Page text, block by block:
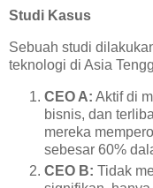
Studi Kasus
Sebuah studi
teknologi di Asia
CEO A: Aktif di
bisnis, dan
mereka
sebesar 60%
CEO B: Tidak